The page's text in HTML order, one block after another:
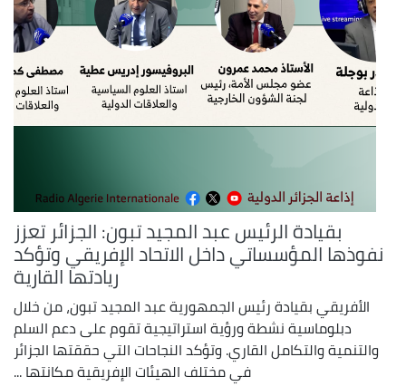
بقيادة الرئيس عبد المجيد تبون: الجزائر تعزز
نفوذها المؤسساتي داخل الاتحاد الإفريقي وتؤكد
ريادتها القارية
الأفريقي بقيادة رئيس الجمهورية عبد المجيد تبون، من خلال
دبلوماسية نشطة ورؤية استراتيجية تقوم على دعم السلم
والتنمية والتكامل القاري. وتؤكد النجاحات التي حققتها الجزائر
في مختلف الهيئات الإفريقية مكانتها ...